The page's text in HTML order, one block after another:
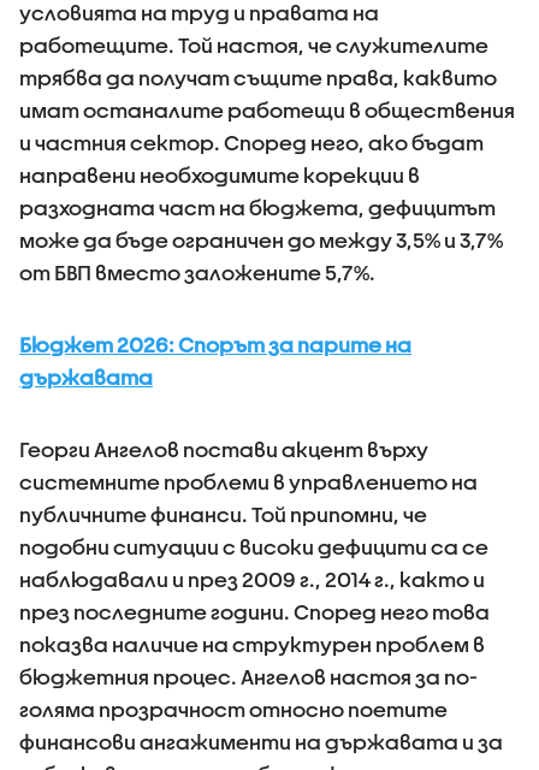
условията на труд и правата на
работещите. Той настоя, че служителите
трябва да получат същите права, каквито
имат останалите работещи в обществения
и частния сектор. Според него, ако бъдат
направени необходимите корекции в
разходната част на бюджета, дефицитът
може да бъде ограничен до между 3,5% и 3,7%
от БВП вместо заложените 5,7%.
Бюджет 2026: Спорът за парите на
държавата
Георги Ангелов постави акцент върху
системните проблеми в управлението на
публичните финанси. Той припомни, че
подобни ситуации с високи дефицити са се
наблюдавали и през 2009 г., 2014 г., както и
през последните години. Според него това
показва наличие на структурен проблем в
бюджетния процес. Ангелов настоя за по-
голяма прозрачност относно поетите
финансови ангажименти на държавата и за